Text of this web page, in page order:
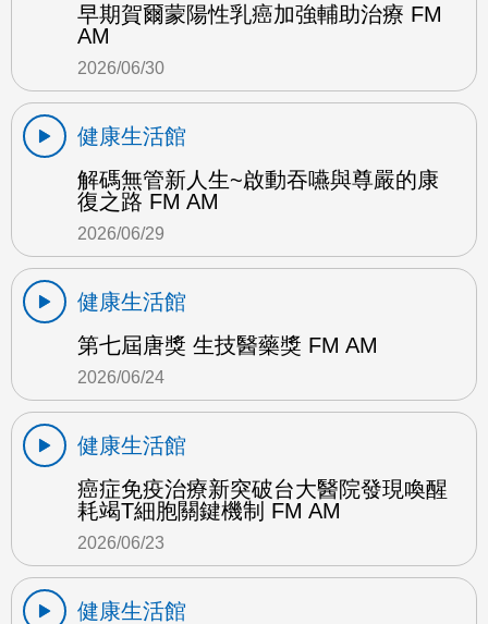
早期賀爾蒙陽性乳癌加強輔助治療 FM
AM
2026/06/30
健康生活館
解碼無管新人生~啟動吞嚥與尊嚴的康
復之路 FM AM
2026/06/29
健康生活館
第七屆唐獎 生技醫藥獎 FM AM
2026/06/24
健康生活館
癌症免疫治療新突破台大醫院發現喚醒
耗竭T細胞關鍵機制 FM AM
2026/06/23
健康生活館